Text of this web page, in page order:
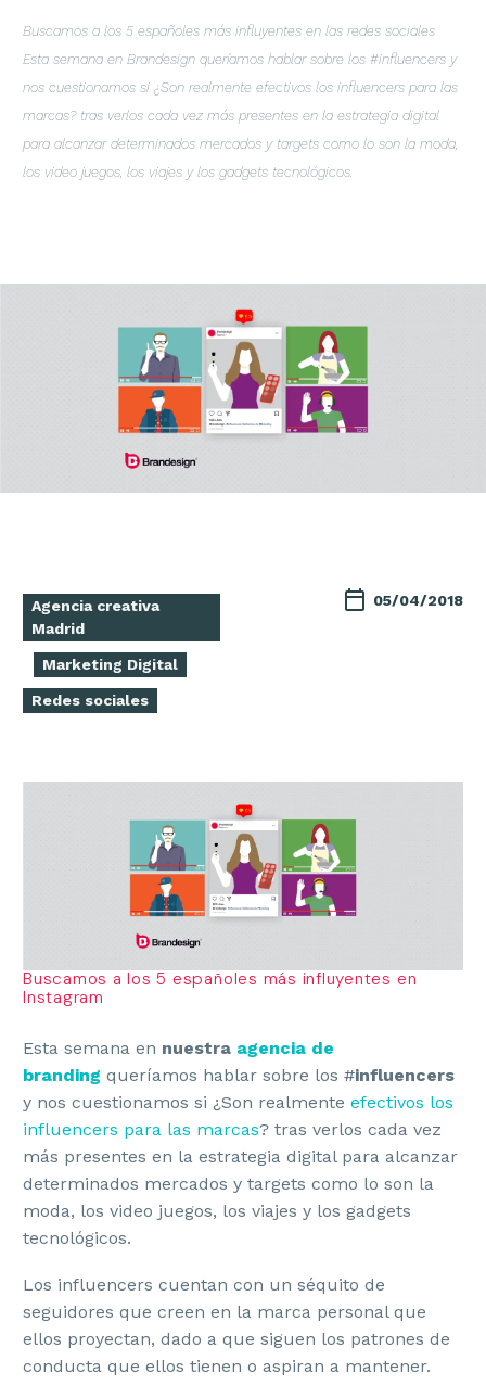
Buscamos a los 5 españoles más influyentes en las redes sociales
Esta semana en Brandesign queríamos hablar sobre los #influencers y
nos cuestionamos si ¿Son realmente efectivos los influencers para las
marcas? tras verlos cada vez más presentes en la estrategia digital
para alcanzar determinados mercados y targets como lo son la moda,
los video juegos, los viajes y los gadgets tecnológicos.
Agencia creativa
Madrid
Marketing Digital
Redes sociales
05/04/2018
Buscamos a los 5 españoles más influyentes en
Instagram
Esta semana en nuestra agencia de
branding queríamos hablar sobre los #influencers
y nos cuestionamos si ¿Son realmente efectivos los
influencers para las marcas? tras verlos cada vez
más presentes en la estrategia digital para alcanzar
determinados mercados y targets como lo son la
moda, los video juegos, los viajes y los gadgets
tecnológicos.
Los influencers cuentan con un séquito de
seguidores que creen en la marca personal que
ellos proyectan, dado a que siguen los patrones de
conducta que ellos tienen o aspiran a mantener.